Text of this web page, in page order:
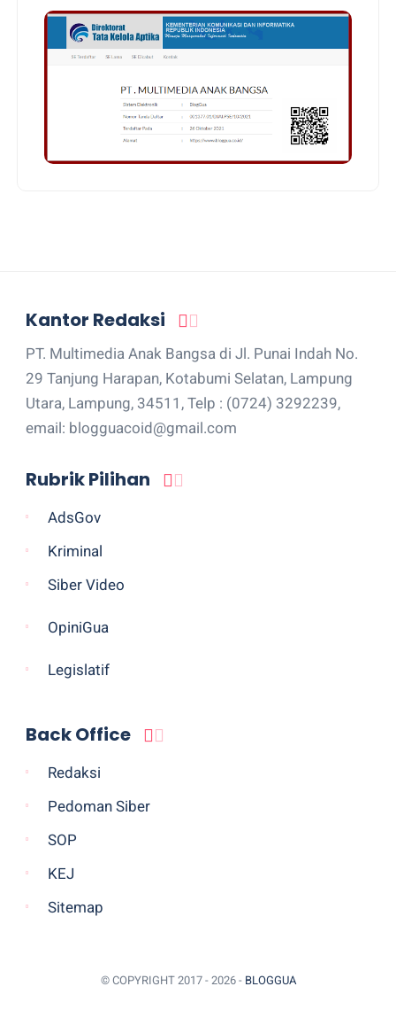
Kantor Redaksi
PT. Multimedia Anak Bangsa di Jl. Punai Indah No.
29 Tanjung Harapan, Kotabumi Selatan, Lampung
Utara, Lampung, 34511, Telp : (0724) 3292239,
email: blogguacoid@gmail.com
Rubrik Pilihan
AdsGov
Kriminal
Siber Video
OpiniGua
Legislatif
Back Office
Redaksi
Pedoman Siber
SOP
KEJ
Sitemap
© COPYRIGHT 2017 - 2026 - BLOGGUA